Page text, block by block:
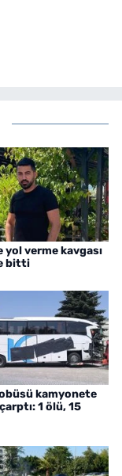
yol verme kavgası
bitti
kamyonete
1 ölü, 15